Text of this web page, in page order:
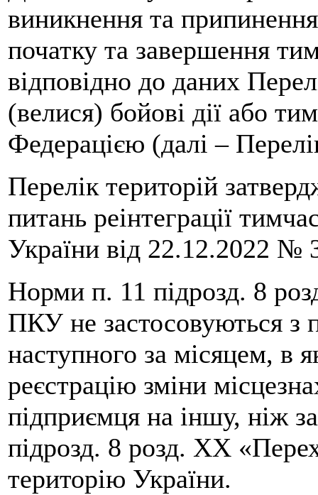
виникнення та
початку та завершення
відповідно до даних
(велися) бойові дії або
Федерацією (далі –
Перелік територій
питань реінтеграції
України від 22.12.2022 №
Норми п. 11 підрозд. 8
ПКУ не застосовуються з
наступного за місяцем, в
реєстрацію зміни
підприємця на іншу, ніж
підрозд. 8 розд. ХХ
територію України.